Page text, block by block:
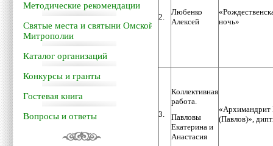
Методические рекомендации
Святые места и святыни Омской
Митрополии
Каталог организаций
Конкурсы и гранты
Гостевая книга
Вопросы и ответы
2.
Любенко
Алексей
ночь»
3.
Коллективная
работа.
Павловы
Екатерина и
Анастасия
«Архимандрит
(Павлов)»,